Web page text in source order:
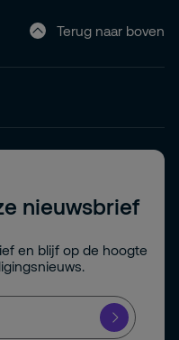
Terug naar boven
nieuwsbrief
en blijf op de hoogte